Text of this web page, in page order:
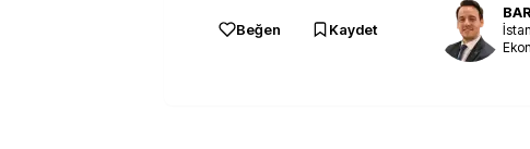
Beğen Kaydet